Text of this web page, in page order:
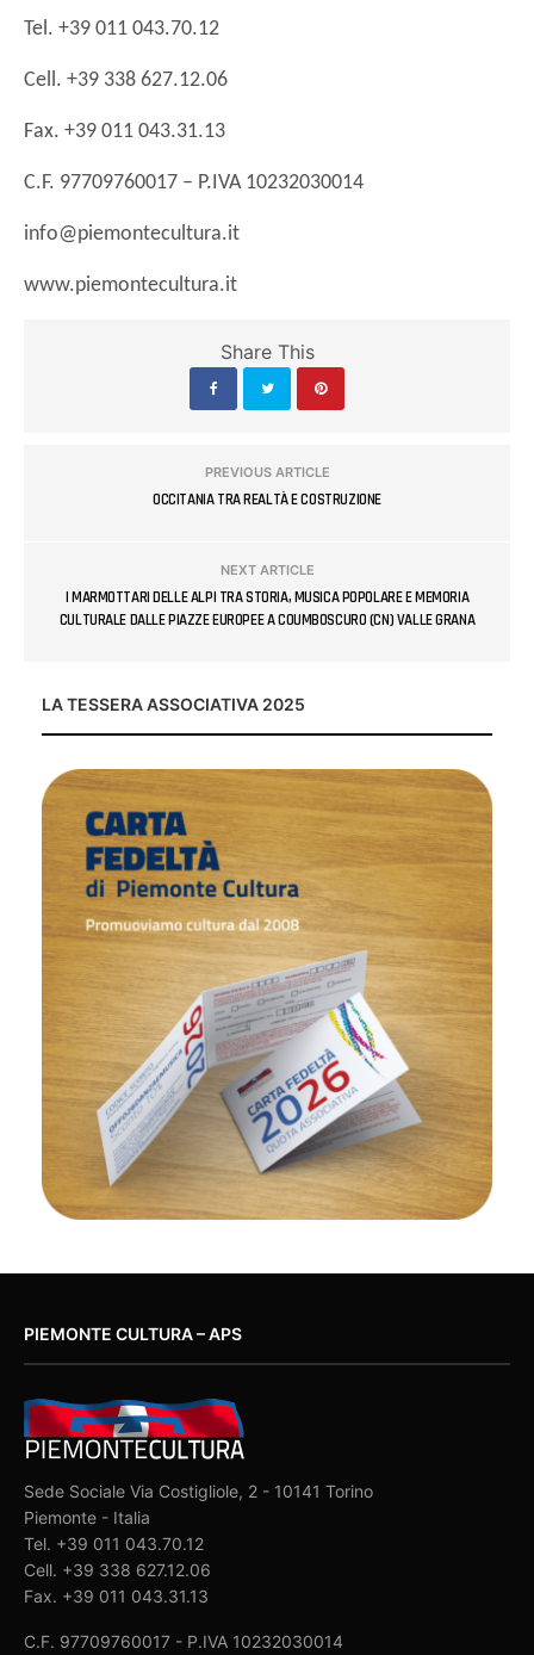
Tel. +39 011 043.70.12
Cell. +39 338 627.12.06
Fax. +39 011 043.31.13
C.F. 97709760017 – P.IVA 10232030014
info@piemontecultura.it
www.piemontecultura.it
Share This
PREVIOUS ARTICLE
OCCITANIA TRA REALTÀ E COSTRUZIONE
NEXT ARTICLE
I MARMOTTARI DELLE ALPI TRA STORIA, MUSICA POPOLARE E MEMORIA
CULTURALE DALLE PIAZZE EUROPEE A COUMBOSCURO (CN) VALLE GRANA
LA TESSERA ASSOCIATIVA 2025
PIEMONTE CULTURA – APS
Sede Sociale Via Costigliole, 2 - 10141 Torino
Piemonte - Italia
Tel. +39 011 043.70.12
Cell. +39 338 627.12.06
Fax. +39 011 043.31.13
C.F. 97709760017 - P.IVA 10232030014